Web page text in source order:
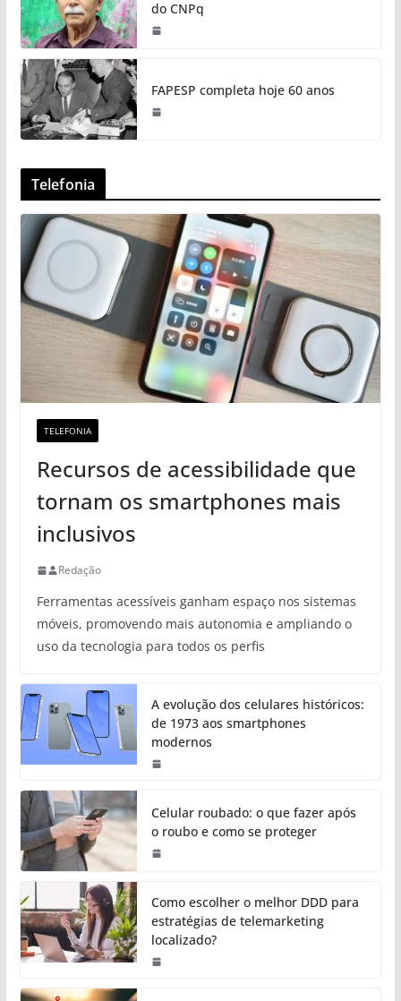
do CNPq
FAPESP completa hoje 60 anos
Telefonia
TELEFONIA
Recursos de acessibilidade que
tornam os smartphones mais
inclusivos
Redação
Ferramentas acessíveis ganham espaço nos sistemas
móveis, promovendo mais autonomia e ampliando o
uso da tecnologia para todos os perfis
A evolução dos celulares históricos:
de 1973 aos smartphones
modernos
Celular roubado: o que fazer após
o roubo e como se proteger
Como escolher o melhor DDD para
estratégias de telemarketing
localizado?